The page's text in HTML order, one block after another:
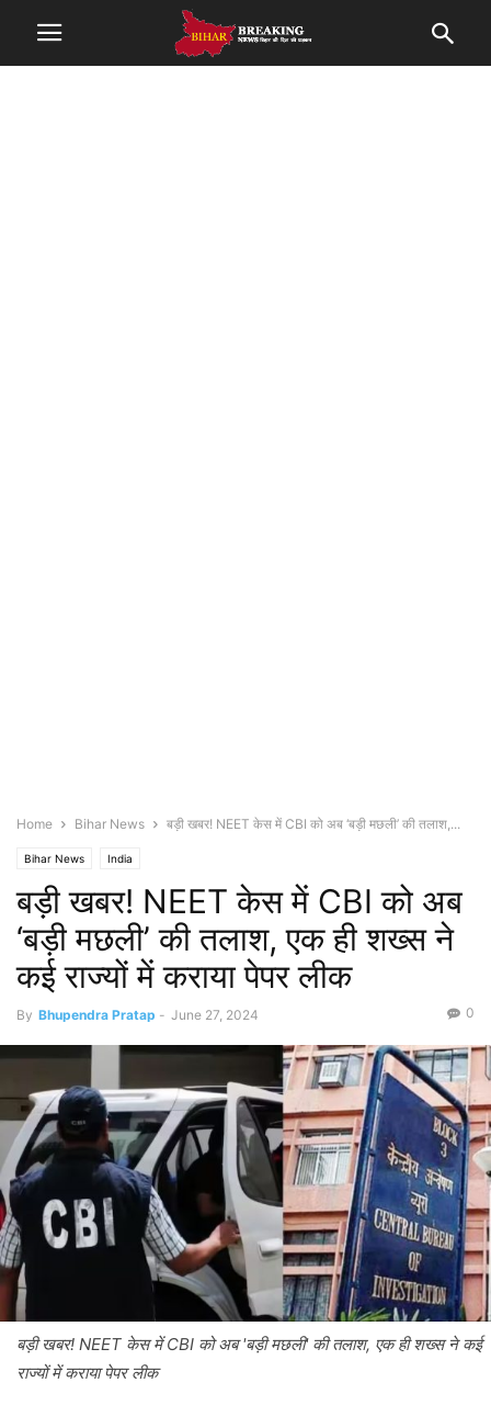
Home Bihar News बड़ी खबर! NEET केस में CBI को अब ‘बड़ी मछली’ की तलाश,...
Bihar News India
बड़ी खबर! NEET केस में CBI को अब
‘बड़ी मछली’ की तलाश, एक ही शख्स ने
कई राज्यों में कराया पेपर लीक
By Bhupendra Pratap - June 27, 2024 0
बड़ी खबर! NEET केस में CBI को अब 'बड़ी मछली' की तलाश, एक ही शख्स ने कई
राज्यों में कराया पेपर लीक